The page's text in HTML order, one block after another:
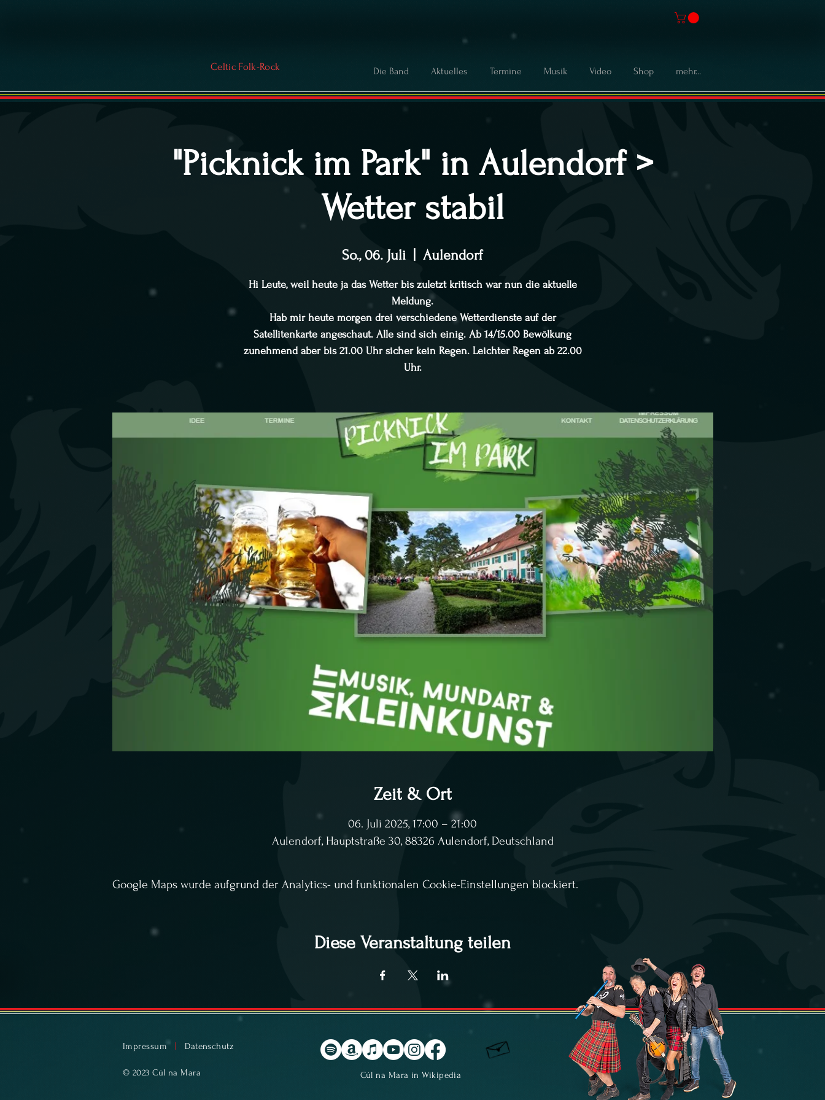
Celtic Folk-Rock Die Band Aktuelles Termine Musik Video Shop mehr...
"Picknick im Park" in Aulendorf >
Wetter stabil
So., 06. Juli Aulendorf
Hi Leute, weil heute ja das Wetter bis zuletzt kritisch war nun die aktuelle
Meldung.
Hab mir heute morgen drei verschiedene Wetterdienste auf der
Satellitenkarte angeschaut. Alle sind sich einig. Ab 14/15.00 Bewölkung
zunehmend aber bis 21.00 Uhr sicher kein Regen. Leichter Regen ab 22.00
Uhr.
Zeit & Ort
06. Juli 2025, 17:00 – 21:00
Aulendorf, Hauptstraße 30, 88326 Aulendorf, Deutschland
Google Maps wurde aufgrund der Analytics- und funktionalen Cookie-Einstellungen blockiert.
Diese Veranstaltung teilen
Cúl na Mara in Wikipedia
Impressum Datenschutz
© 2023 Cúl na Mara